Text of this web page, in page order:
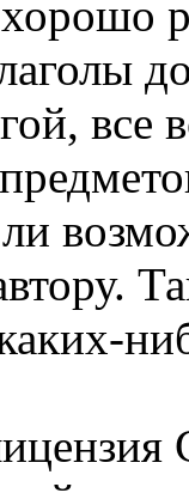
все
ли